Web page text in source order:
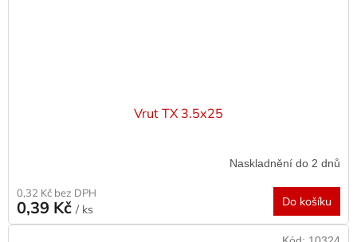
Vrut TX 3.5x25
Naskladnění do 2 dnů
0,32 Kč bez DPH
0,39 Kč / ks
Do košíku